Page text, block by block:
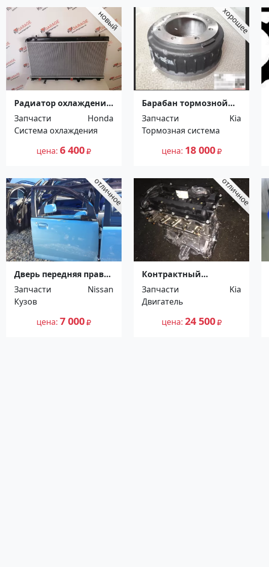
Радиатор охлаждения
HONDA MOBILIO 2001
Краснодар
Запчасти
Honda
Система охлаждения
цена 6 400
Барабан тормозной
передний Kia Granto
Краснодар
Запчасти
Kia
Тормозная система
цена 18 000
Дверь передняя правая
бу Ниссан Отти
Краснодар
Запчасти
Nissan
Кузов
цена 7 000
Контрактный
двигатель Киа
Спортейдж 2.0
Краснодар
Запчасти
Kia
Двигатель
цена 24 500